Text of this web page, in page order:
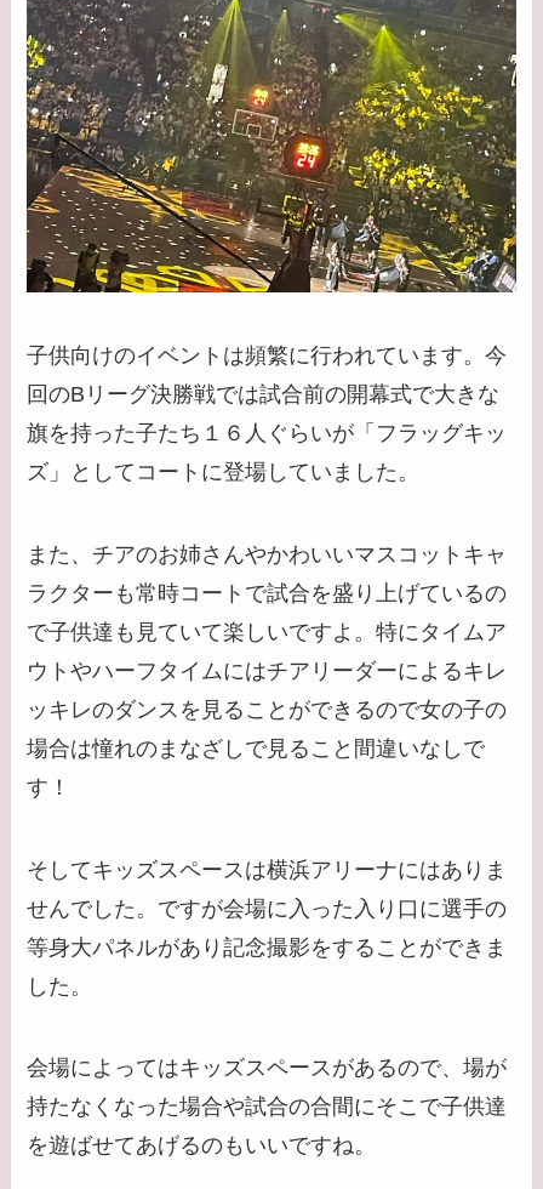
子供向けのイベントは頻繁に行われています。今
回のBリーグ決勝戦では試合前の開幕式で大きな
旗を持った子たち１６人ぐらいが「フラッグキッ
ズ」としてコートに登場していました。
また、チアのお姉さんやかわいいマスコットキャ
ラクターも常時コートで試合を盛り上げているの
で子供達も見ていて楽しいですよ。特にタイムア
ウトやハーフタイムにはチアリーダーによるキレ
ッキレのダンスを見ることができるので女の子の
場合は憧れのまなざしで見ること間違いなしで
す！
そしてキッズスペースは横浜アリーナにはありま
せんでした。ですが会場に入った入り口に選手の
等身大パネルがあり記念撮影をすることができま
した。
会場によってはキッズスペースがあるので、場が
持たなくなった場合や試合の合間にそこで子供達
を遊ばせてあげるのもいいですね。